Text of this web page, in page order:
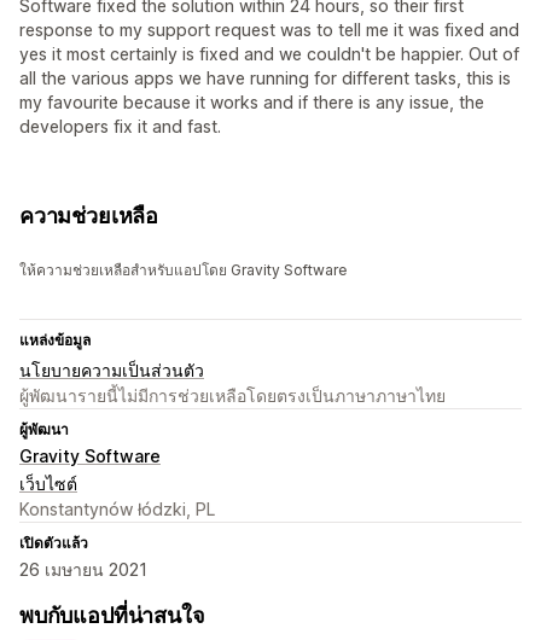
Software fixed the solution within 24 hours, so their first
response to my support request was to tell me it was fixed and
yes it most certainly is fixed and we couldn't be happier. Out of
all the various apps we have running for different tasks, this is
my favourite because it works and if there is any issue, the
developers fix it and fast.
ความช่วยเหลือ
ให้ความช่วยเหลือสำหรับแอปโดย Gravity Software
แหล่งข้อมูล
นโยบายความเป็นส่วนตัว
ผู้พัฒนารายนี้ไม่มีการช่วยเหลือโดยตรงเป็นภาษาภาษาไทย
ผู้พัฒนา
Gravity Software
เว็บไซต์
Konstantynów łódzki, PL
เปิดตัวแล้ว
26 เมษายน 2021
พบกับแอปที่น่าสนใจ